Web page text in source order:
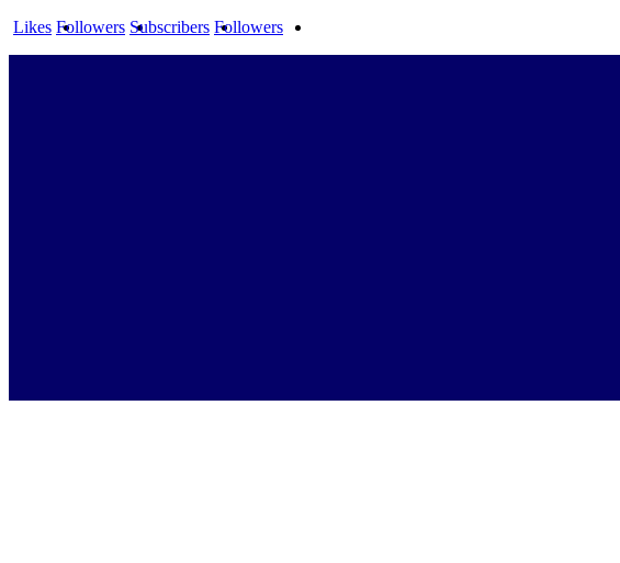
Likes Followers Subscribers Followers